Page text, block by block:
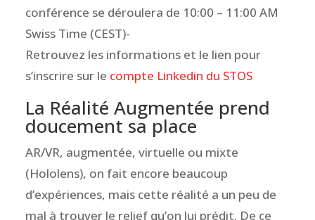
conférence se déroulera de 10:00 – 11:00 AM
Swiss Time (CEST)-
Retrouvez les informations et le lien pour
s’inscrire sur le compte Linkedin du STOS
La Réalité Augmentée prend
doucement sa place
AR/VR, augmentée, virtuelle ou mixte
(Hololens), on fait encore beaucoup
d’expériences, mais cette réalité a un peu de
mal à trouver le relief qu’on lui prédit. De ce